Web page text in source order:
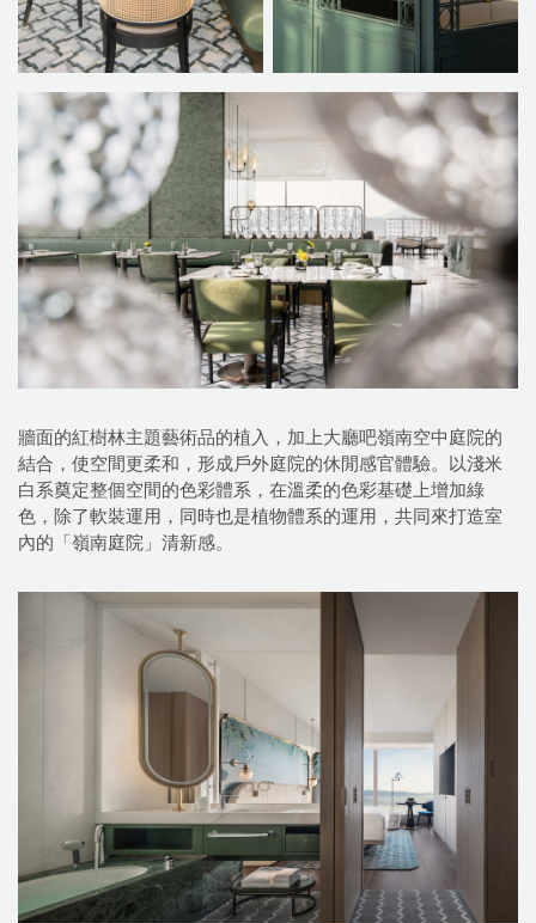
牆面的紅樹林主題藝術品的植入，加上大廳吧嶺南空中庭院的
結合，使空間更柔和，形成戶外庭院的休閒感官體驗。以淺米
白系奠定整個空間的色彩體系，在溫柔的色彩基礎上增加綠
色，除了軟裝運用，同時也是植物體系的運用，共同來打造室
內的「嶺南庭院」清新感。